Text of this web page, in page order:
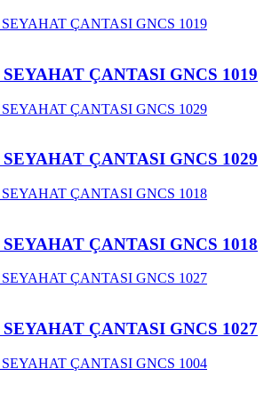
SEYAHAT ÇANTASI GNCS 1019
SEYAHAT ÇANTASI GNCS 1029
SEYAHAT ÇANTASI GNCS 1018
SEYAHAT ÇANTASI GNCS 1027